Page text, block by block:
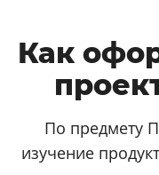
Как
По предмету
изучение